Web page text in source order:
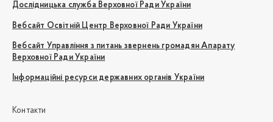
Дослідницька служба Верховної Ради України
Вебсайт Освітній Центр Верховної Ради України
Вебсайт Управління з питань звернень громадян Апарату
Верховної Ради України
Інформаційні ресурси державних органів України
Контакти